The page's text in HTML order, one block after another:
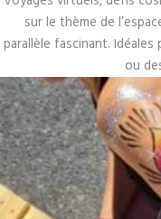
sur le thème de
parallèle fascinant.
ou